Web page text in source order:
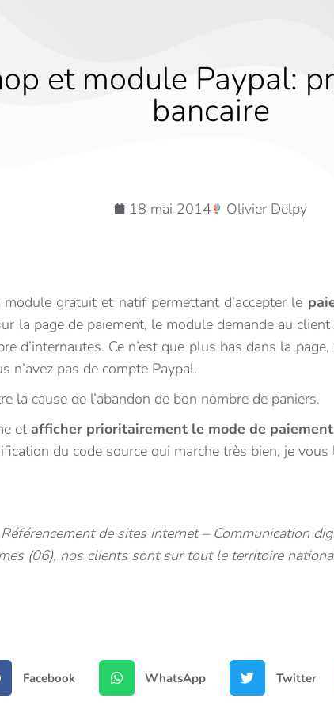
et module Paypal:
bancaire
18 mai 2014 Olivier Delpy
gratuit et natif permettant d’accepter le
la page de paiement, le module demande au
d’internautes. Ce n’est que plus bas dans la
n’avez pas de compte Paypal.
la cause de l’abandon de bon nombre de paniers.
et afficher prioritairement le mode de
du code source qui marche très bien, je
de sites internet – Communication
(06), nos clients sont sur tout le territoire
Facebook WhatsApp Twitter